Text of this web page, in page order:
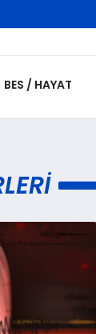
BES / HAYAT